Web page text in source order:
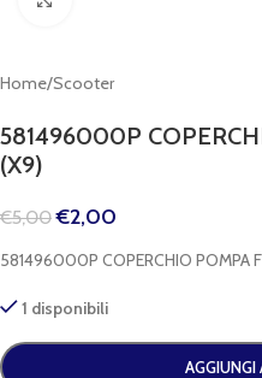
Home/Scooter
581496000P
(X9)
€5,00 €2,00
581496000P COPERCHIO POMPA
1 disponibili
AGGIUNGI